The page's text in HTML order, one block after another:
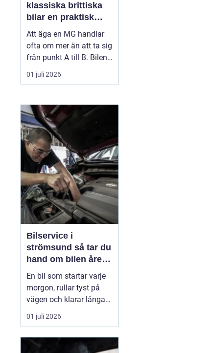
klassiska brittiska
bilar en praktisk
guide
Att äga en MG handlar
ofta om mer än att ta sig
från punkt A till B. Bilen
blir ett hobbyprojekt, ett
minne från en annan tid
stolthet och frustration.
När en gammal
sportkärra ska hållas i
trim uppstår snabbt en
nyckelfråga: v...
01 juli 2026
Bilservice i
strömsund så tar du
hand om bilen året
runt
En bil som startar varje
morgon, rullar tyst på
vägen och klarar långa
sträckor utan problem är
ingen slump. Bakom en
finns planerad service,
01 juli 2026